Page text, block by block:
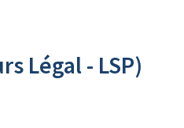
Légal - LSP)